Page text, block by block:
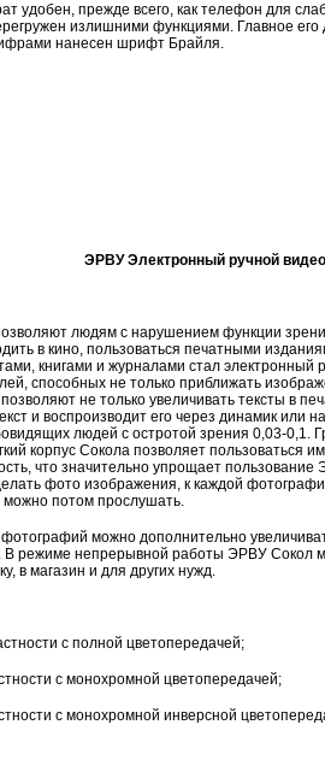
удобен, прежде всего, как телефон для
излишними функциями. Главное его
нанесен шрифт Брайля.
ЭРВУ Электронный ручной
людям с нарушением функции
в кино, пользоваться печатными
книгами и журналами стал электронный
способных не только приближать
не только увеличивать тексты в
и воспроизводит его через динамик или
людей с остротой зрения 0,03-0,1.
корпус Сокола позволяет пользоваться
что значительно упрощает
фото изображения, к каждой
можно потом прослушать.
можно дополнительно
режиме непрерывной работы ЭРВУ Сокол
в магазин и для других нужд.
с полной цветопередачей;
с монохромной цветопередачей;
с монохромной инверсной